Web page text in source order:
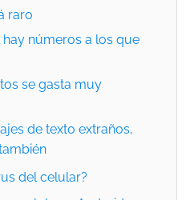
raro
hay números a los que
se gasta muy
de texto extraños,
del celular?